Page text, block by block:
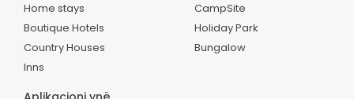
Home stays
Boutique Hotels
Country Houses
Inns
CampSite
Holiday Park
Bungalow